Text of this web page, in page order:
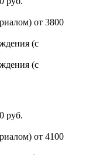
от 3800
(с
(с
руб.
от 4100